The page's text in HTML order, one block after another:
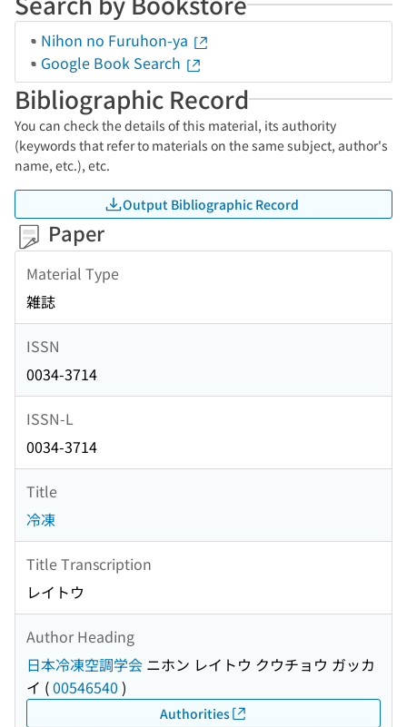
Nihon no Furuhon-ya
Google Book Search
Bibliographic Record
You can check the details of this material, its authority
(keywords that refer to materials on the same subject, author's
name, etc.), etc.
Output Bibliographic Record
Paper
Material Type
雑誌
ISSN
0034-3714
ISSN-L
0034-3714
Title
冷凍
Title Transcription
レイトウ
Author Heading
日本冷凍空調学会 ニホン レイトウ クウチョウ ガッカ
イ (00546540 )
Authorities